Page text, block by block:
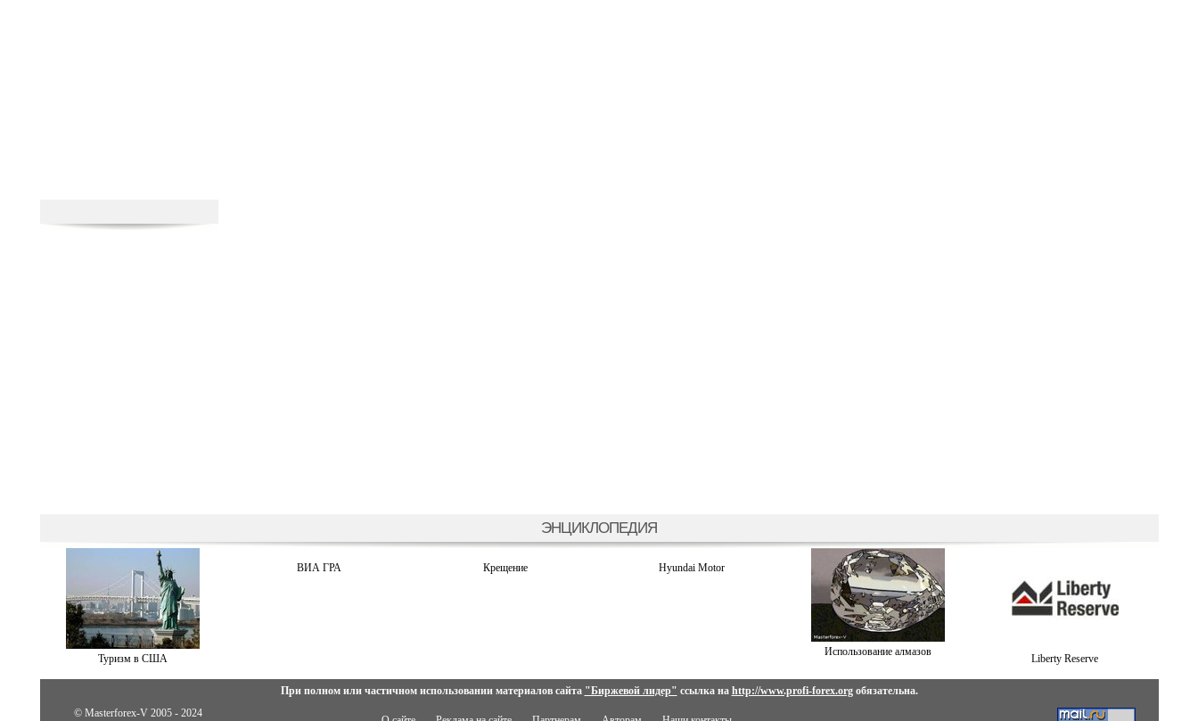
ЭНЦИКЛОПЕДИЯ
Туризм в США
ВИА ГРА Крещение Hyundai Motor
Использование алмазов
Liberty Reserve
При полном или частичном использовании материалов сайта "Биржевой лидер" ссылка на http://www.profi-forex.orgобязательна.
© Masterforex-V 2005 - 2024